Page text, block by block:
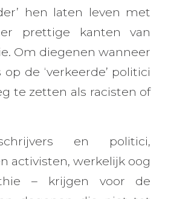
hen laten leven met
prettige kanten van
Om diegenen wanneer
de ‘verkeerde’ politici
te zetten als racisten of
en politici,
activisten, werkelijk oog
– krijgen voor de